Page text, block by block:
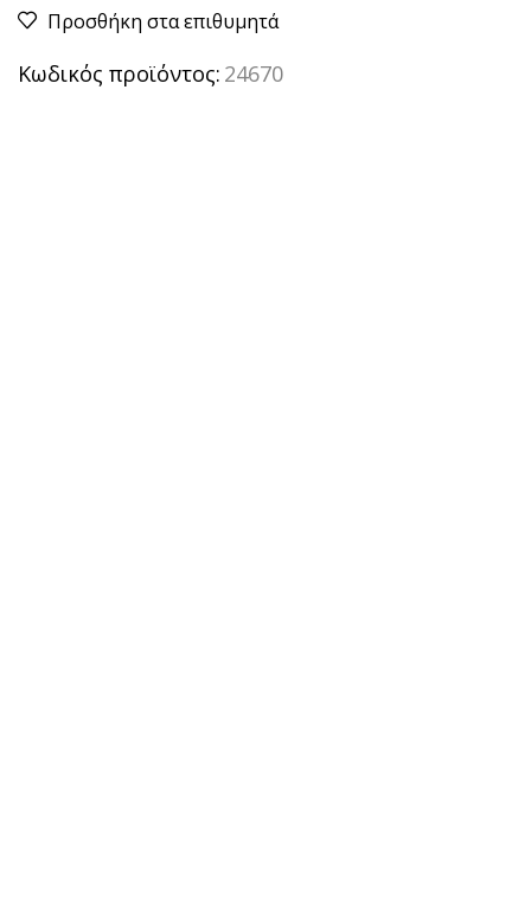
Προσθήκη στα επιθυμητά
Κωδικός προϊόντος: 24670